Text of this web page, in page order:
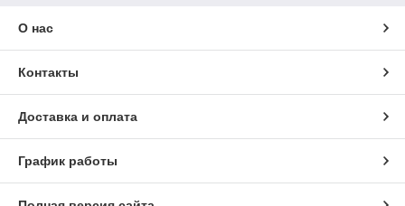
О нас
Контакты
Доставка и оплата
График работы